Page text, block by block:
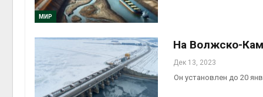
МИР
На Волжско-
Дек 13, 2023
Он установлен до 20